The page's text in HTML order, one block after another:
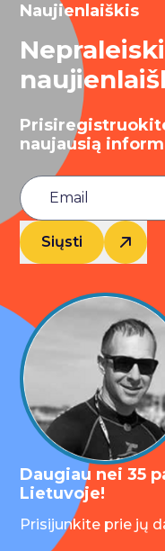
Naujienlaiškis
naujausią
Siųsti
Daugiau nei 35
Lietuvoje!
Prisijunkite prie jų